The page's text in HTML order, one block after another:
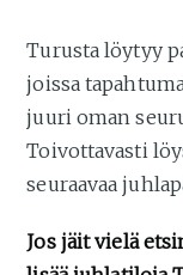
Turusta löytyy
joissa
juuri oman
Toivottavasti
seuraavaa
Jos jäit vielä